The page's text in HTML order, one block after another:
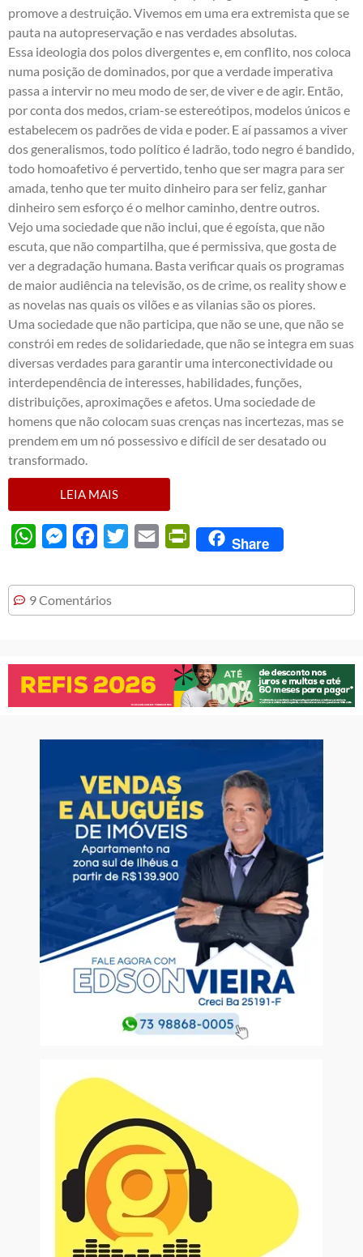
promove a destruição. Vivemos em uma era extremista que se
pauta na autopreservação e nas verdades absolutas.
Essa ideologia dos polos divergentes e, em conflito, nos coloca
numa posição de dominados, por que a verdade imperativa
passa a intervir no meu modo de ser, de viver e de agir. Então,
por conta dos medos, criam-se estereótipos, modelos únicos e
estabelecem os padrões de vida e poder. E aí passamos a viver
dos generalismos, todo político é ladrão, todo negro é bandido,
todo homoafetivo é pervertido, tenho que ser magra para ser
amada, tenho que ter muito dinheiro para ser feliz, ganhar
dinheiro sem esforço é o melhor caminho, dentre outros.
Vejo uma sociedade que não inclui, que é egoísta, que não
escuta, que não compartilha, que é permissiva, que gosta de
ver a degradação humana. Basta verificar quais os programas
de maior audiência na televisão, os de crime, os reality show e
as novelas nas quais os vilões e as vilanias são os piores.
Uma sociedade que não participa, que não se une, que não se
constrói em redes de solidariedade, que não se integra em suas
diversas verdades para garantir uma interconectividade ou
interdependência de interesses, habilidades, funções,
distribuições, aproximações e afetos. Uma sociedade de
homens que não colocam suas crenças nas incertezas, mas se
prendem em um nó possessivo e difícil de ser desatado ou
transformado.
LEIA MAIS
WhatsAppMessengerFacebook
Twitter Email PrintFriendly
Share
9 Comentários